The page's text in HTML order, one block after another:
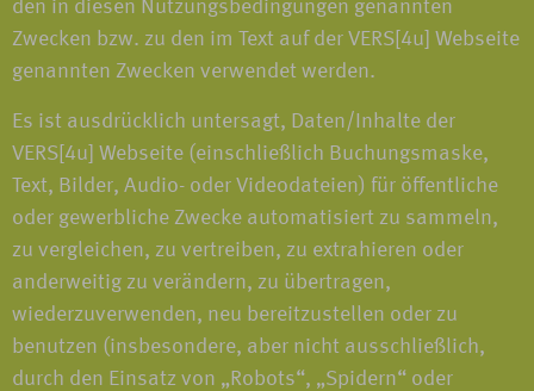
den in diesen Nutzungsbedingungen genannten
Zwecken bzw. zu den im Text auf der VERS[4u] Webseite
genannten Zwecken verwendet werden.
Es ist ausdrücklich untersagt, Daten/Inhalte der
VERS[4u] Webseite (einschließlich Buchungsmaske,
Text, Bilder, Audio- oder Videodateien) für öffentliche
oder gewerbliche Zwecke automatisiert zu sammeln,
zu vergleichen, zu vertreiben, zu extrahieren oder
anderweitig zu verändern, zu übertragen,
wiederzuverwenden, neu bereitzustellen oder zu
benutzen (insbesondere, aber nicht ausschließlich,
durch den Einsatz von „Robots“, „Spidern“ oder